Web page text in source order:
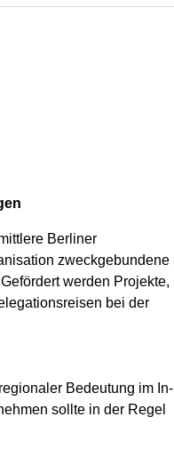
Berliner
zweckgebundene
werden Projekte,
bei der
Bedeutung im In-
sollte in der Regel